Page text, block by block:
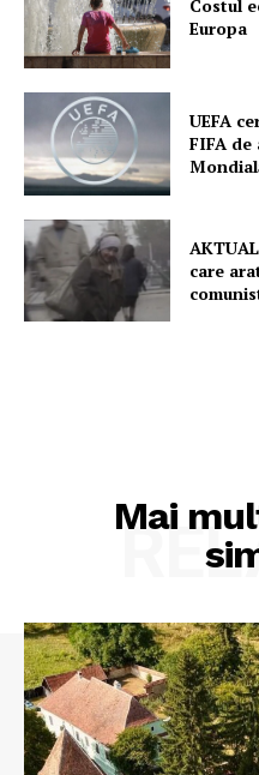
Costul
Europa
UEFA
FIFA
care
Mai